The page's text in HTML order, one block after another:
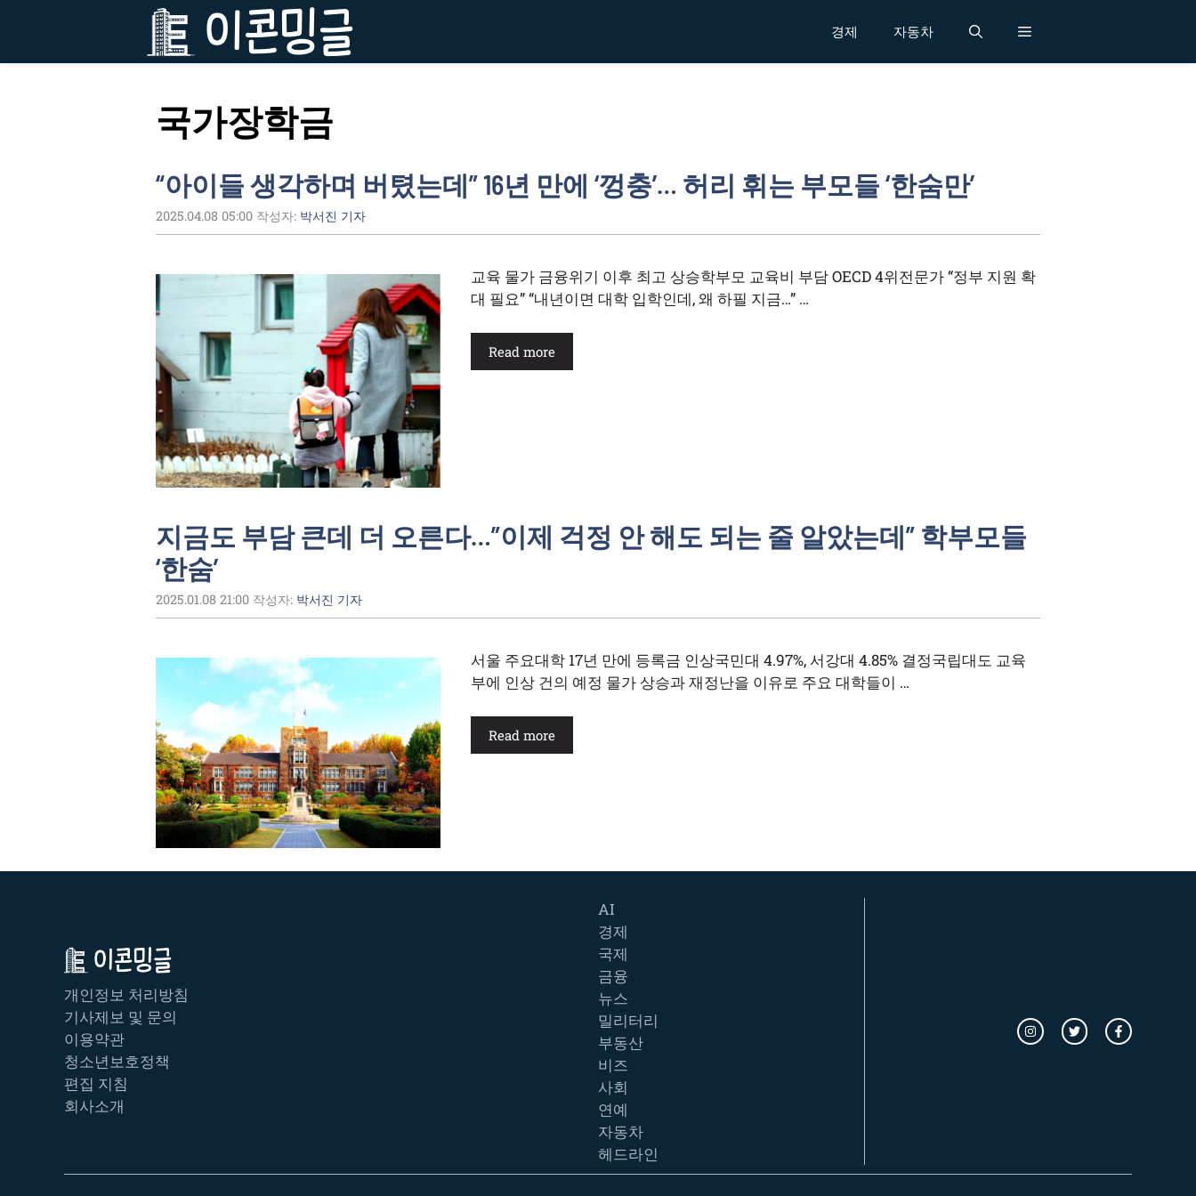
경제 자동차
국가장학금
“아이들 생각하며 버텼는데” 16년 만에 ‘껑충’… 허리 휘는 부모들 ‘한숨만’
2025.04.08 05:00 작성자: 박서진 기자
교육 물가 금융위기 이후 최고 상승학부모 교육비 부담 OECD 4위전문가 “정부 지원 확
대 필요” “내년이면 대학 입학인데, 왜 하필 지금…” …
Read more
지금도 부담 큰데 더 오른다…”이제 걱정 안 해도 되는 줄 알았는데” 학부모들
‘한숨’
2025.01.08 21:00 작성자: 박서진 기자
서울 주요대학 17년 만에 등록금 인상국민대 4.97%, 서강대 4.85% 결정국립대도 교육
부에 인상 건의 예정 물가 상승과 재정난을 이유로 주요 대학들이 …
Read more
개인정보 처리방침
기사제보 및 문의
이용약관
청소년보호정책
편집 지침
회사소개
AI
경제
국제
금융
뉴스
밀리터리
부동산
비즈
사회
연예
자동차
헤드라인